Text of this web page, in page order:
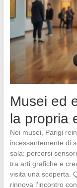
Musei ed
la propria
Nei musei, Parigi
incessantemente di
sala: percorsi
tra arti grafiche e
visita una scoperta.
rinnova l’incontro